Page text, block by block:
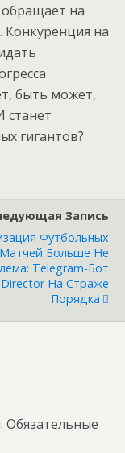
на
на
быть может,
станет
гигантов?
Запись
Футбольных
Матчей Больше Не
Telegram-Бот
Director На Страже
Порядка
Обязательные